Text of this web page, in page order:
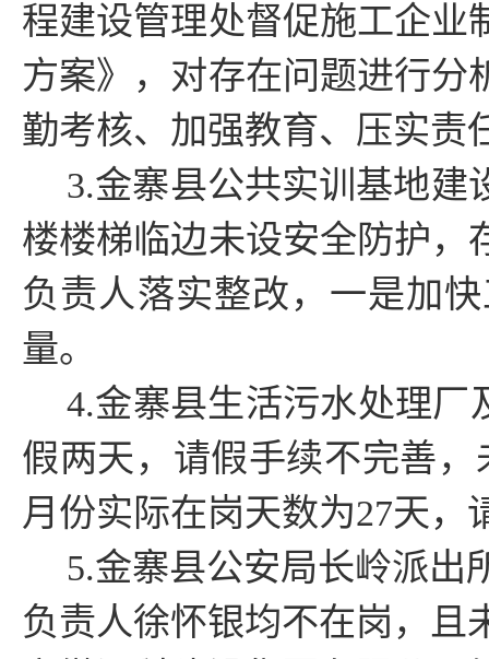
程建设管理处督促施工企业
方案》，对存在问题进行分
勤考核、加强教育、压实责
3.金寨县公共实训基地建
楼楼梯临边未设安全防护，
负责人落实整改，一是加
量。
4.金寨县生活污水处理厂
假两天，请假手续不完善
月份实际在岗天数为27天，
5.金寨县公安局长岭派出
负责人徐怀银均不在岗，且